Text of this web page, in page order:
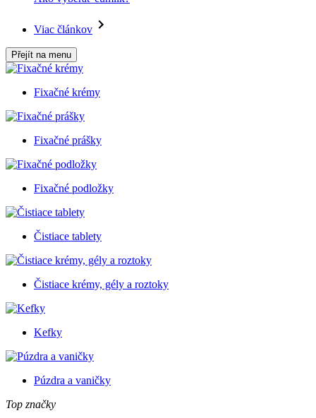
Viac článkov
Přejít na menu
Fixačné krémy
Fixačné prášky
Fixačné podložky
Čistiace tablety
Čistiace krémy, gély a roztoky
Kefky
Púzdra a vaničky
Top značky